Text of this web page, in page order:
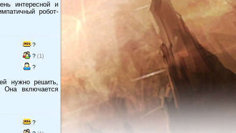
интересной и
робот-
?
? (1)
?
нужно решить,
Она включается
?